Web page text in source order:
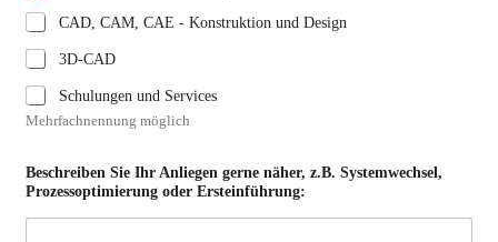
h
r
e
i
b
e
n
r
:
E
CAD, CAM, CAE - Konstruktion und Design
3D-CAD
Schulungen und Services
Mehrfachnennung möglich
Beschreiben Sie Ihr Anliegen gerne näher, z.B. Systemwechsel,
Prozessoptimierung oder Ersteinführung: